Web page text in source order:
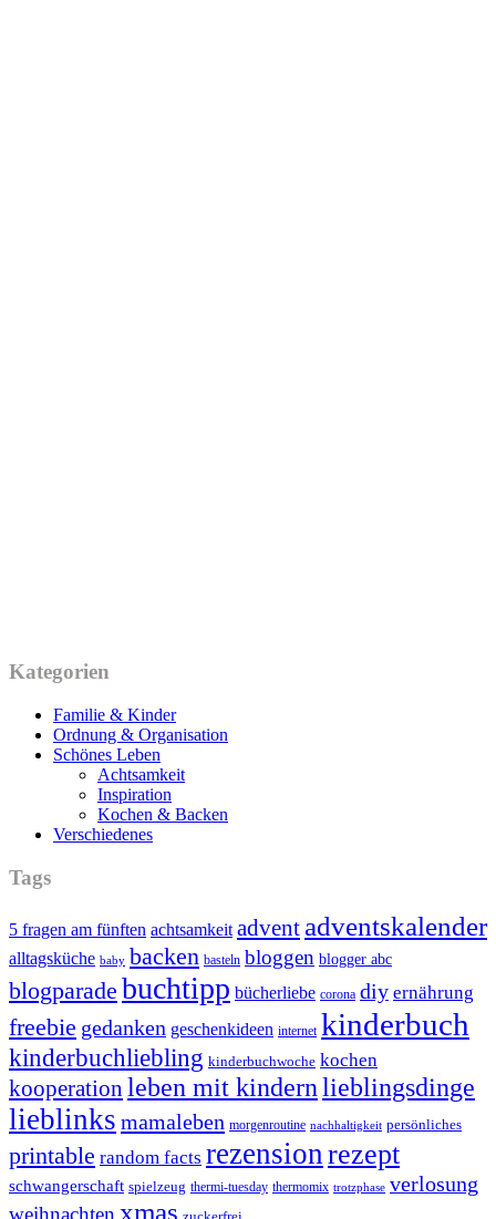
Kategorien
Familie & Kinder
Ordnung & Organisation
Schönes Leben
Achtsamkeit
Inspiration
Kochen & Backen
Verschiedenes
Tags
5 fragen am fünften achtsamkeit advent adventskalender
alltagsküche baby backen basteln bloggen blogger abc
blogparade buchtipp bücherliebe corona diy ernährung
freebie gedanken geschenkideen internet kinderbuch
kinderbuchliebling kinderbuchwoche kochen
kooperation leben mit kindernlieblingsdinge
lieblinks mamaleben morgenroutine nachhaltigkeit persönliches
printable random facts rezensionrezept
schwangerschaft spielzeug thermi-tuesday thermomix trotzphase verlosung
xmas